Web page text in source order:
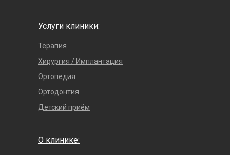
Услуги клиники:
Терапия
Хирургия / Имплантация
Ортопедия
Ортодонтия
Детский приём
О клинике: